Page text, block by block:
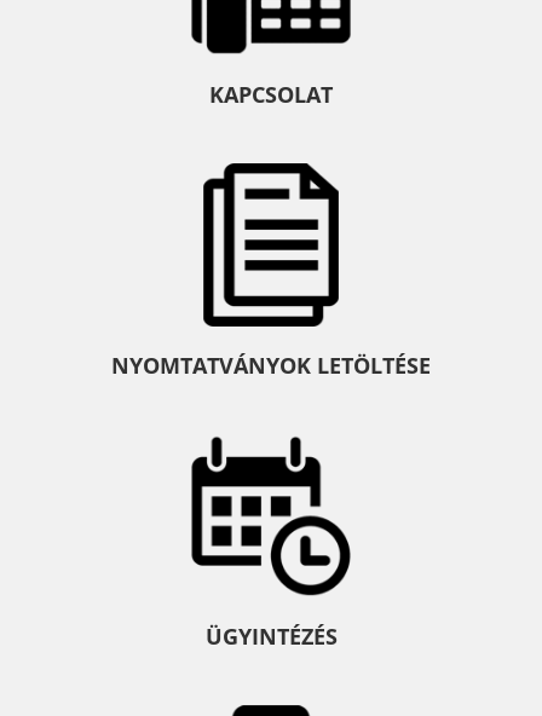
KAPCSOLAT
NYOMTATVÁNYOK LETÖLTÉSE
ÜGYINTÉZÉS